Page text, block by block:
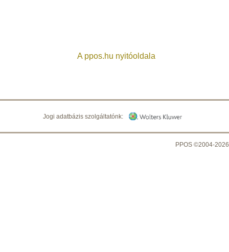
A ppos.hu nyitóoldala
Jogi adatbázis szolgáltatónk:
PPOS ©2004-2026